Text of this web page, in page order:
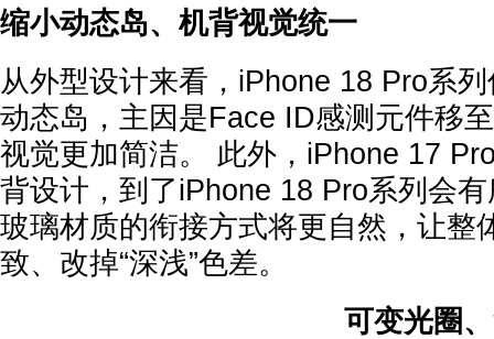
缩小动态岛、机背视觉统一
从外型设计来看，iPhone 18 Pro系
动态岛，主因是Face ID感测元件移
视觉更加简洁。 此外，iPhone 17
背设计，到了iPhone 18 Pro系列会
玻璃材质的衔接方式将更自然，让整
致、改掉“深浅”色差。
可变光圈